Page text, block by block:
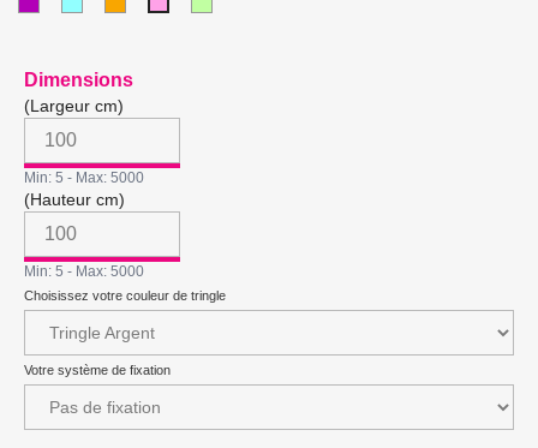
(Largeur cm)
Min: 5 - Max: 5000
(Hauteur cm)
Min: 5 - Max: 5000
Choisissez votre couleur de tringle
Votre système de fixation